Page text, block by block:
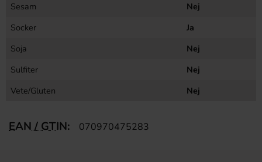
Sesam
Nej
Socker
Ja
Soja
Nej
Sulfiter
Nej
Vete/Gluten
Nej
EAN / GTIN: 070970475283